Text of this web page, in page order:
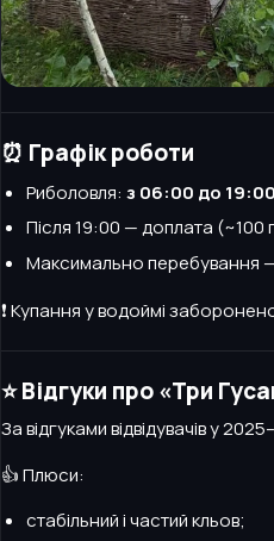
⏰ Графік роботи
Риболовля: з 06:00 до 19:00
Після 19:00 — доплата (~100
Максимально перебування
❗ Купання у водоймі
⭐ Відгуки про «Три
За відгуками відвідувачів у
👍 Плюси:
стабільний і частий кльов;